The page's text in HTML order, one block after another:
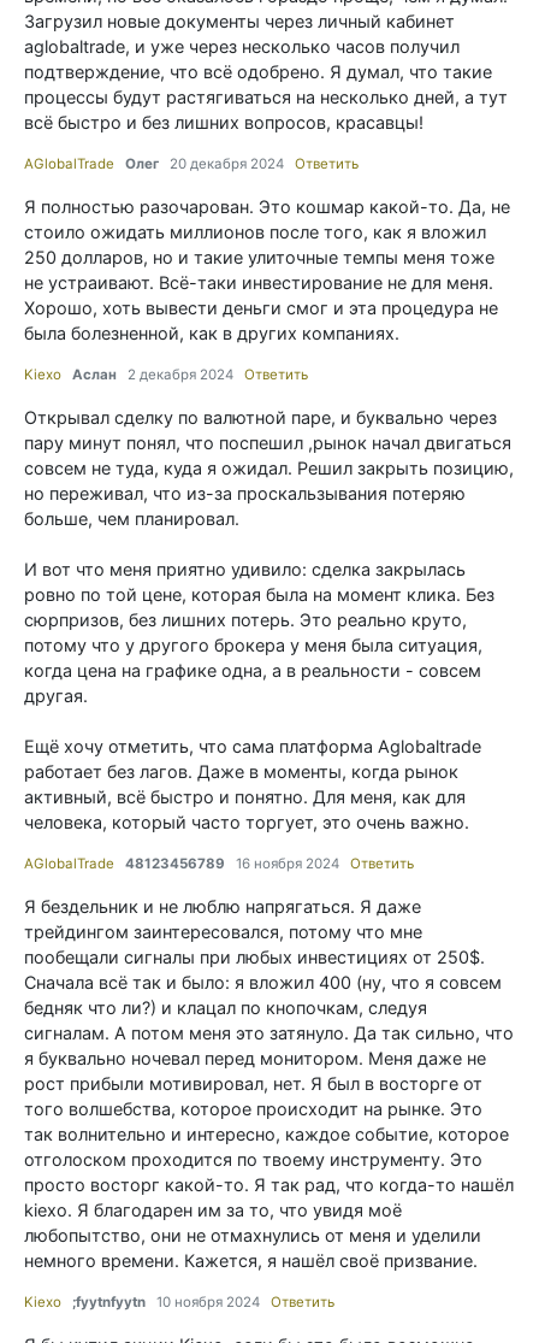
Загрузил новые документы через личный кабинет
aglobaltrade, и уже через несколько часов получил
подтверждение, что всё одобрено. Я думал, что такие
процессы будут растягиваться на несколько дней, а тут
всё быстро и без лишних вопросов, красавцы!
AGlobalTrade Олег 20 декабря 2024 Ответить
Я полностью разочарован. Это кошмар какой-то. Да, не
стоило ожидать миллионов после того, как я вложил
250 долларов, но и такие улиточные темпы меня тоже
не устраивают. Всё-таки инвестирование не для меня.
Хорошо, хоть вывести деньги смог и эта процедура не
была болезненной, как в других компаниях.
Kiexo Аслан 2 декабря 2024 Ответить
Открывал сделку по валютной паре, и буквально через
пару минут понял, что поспешил ,рынок начал двигаться
совсем не туда, куда я ожидал. Решил закрыть позицию,
но переживал, что из-за проскальзывания потеряю
больше, чем планировал.
И вот что меня приятно удивило: сделка закрылась
ровно по той цене, которая была на момент клика. Без
сюрпризов, без лишних потерь. Это реально круто,
потому что у другого брокера у меня была ситуация,
когда цена на графике одна, а в реальности - совсем
другая.
Ещё хочу отметить, что сама платформа Aglobaltrade
работает без лагов. Даже в моменты, когда рынок
активный, всё быстро и понятно. Для меня, как для
человека, который часто торгует, это очень важно.
AGlobalTrade 48123456789 16 ноября 2024 Ответить
Я бездельник и не люблю напрягаться. Я даже
трейдингом заинтересовался, потому что мне
пообещали сигналы при любых инвестициях от 250$.
Сначала всё так и было: я вложил 400 (ну, что я совсем
бедняк что ли?) и клацал по кнопочкам, следуя
сигналам. А потом меня это затянуло. Да так сильно, что
я буквально ночевал перед монитором. Меня даже не
рост прибыли мотивировал, нет. Я был в восторге от
того волшебства, которое происходит на рынке. Это
так волнительно и интересно, каждое событие, которое
отголоском проходится по твоему инструменту. Это
просто восторг какой-то. Я так рад, что когда-то нашёл
kiexo. Я благодарен им за то, что увидя моё
любопытство, они не отмахнулись от меня и уделили
немного времени. Кажется, я нашёл своё призвание.
Kiexo ;fyytnfyytn 10 ноября 2024 Ответить